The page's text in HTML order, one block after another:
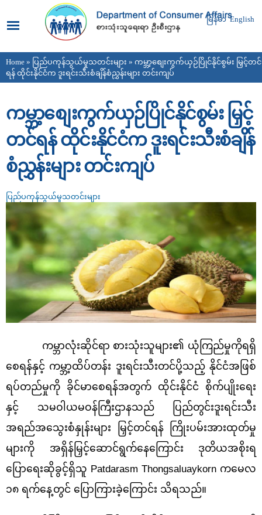
main
content
မြန်မာ English
You are here
Home » ပြည်ပကုန်သွယ်မှုသတင်းများ » ကမ္ဘာ့စျေးကွက်ယှဉ်ပြိုင်နိုင်စွမ်း မြှင့်တင်
ရန် ထိုင်းနိုင်ငံက ဒူးရင်းသီးစံချိန်စံညွှန်းများ တင်းကျပ်
ကမ္ဘာ့စျေးကွက်ယှဉ်ပြိုင်နိုင်စွမ်း မြှင့်
တင်ရန် ထိုင်းနိုင်ငံက ဒူးရင်းသီးစံချိန်
စံညွှန်းများ တင်းကျပ်
ပြည်ပကုန်သွယ်မှုသတင်းများ
ကမ္ဘာလုံးဆိုင်ရာ စားသုံးသူများ၏ ယုံကြည်မှုကိုရရှိ
စေရန်နှင့် ကမ္ဘာ့ထိပ်တန်း ဒူးရင်းသီးတင်ပို့သည့် နိုင်ငံအဖြစ်
ရပ်တည်မှုကို ခိုင်မာစေရန်အတွက် ထိုင်းနိုင်ငံ စိုက်ပျိုးရေး
နှင့် သမဝါယမဝန်ကြီးဌာနသည် ပြည်တွင်းဒူးရင်းသီး
အရည်အသွေးစံနှုန်းများ မြှင့်တင်ရန် ကြိုးပမ်းအားထုတ်မှု
များကို အရှိန်မြှင့်ဆောင်ရွက်နေကြောင်း ဒုတိယအစိုးရ
ပြောရေးဆိုခွင့်ရှိသူ Patdarasm Thongsaluaykorn ကမေလ
၁၈ ရက်နေ့တွင် ပြောကြားခဲ့ကြောင်း သိရသည်။